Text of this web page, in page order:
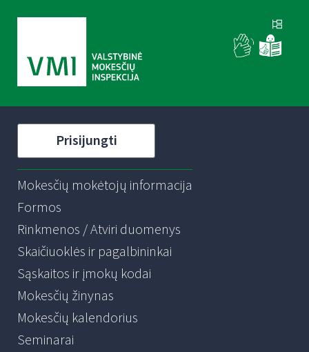
Prisijungti
Mokesčių mokėtojų informacija
Formos
Rinkmenos / Atviri duomenys
Skaičiuoklės ir pagalbininkai
Sąskaitos ir įmokų kodai
Mokesčių žinynas
Mokesčių kalendorius
Seminarai